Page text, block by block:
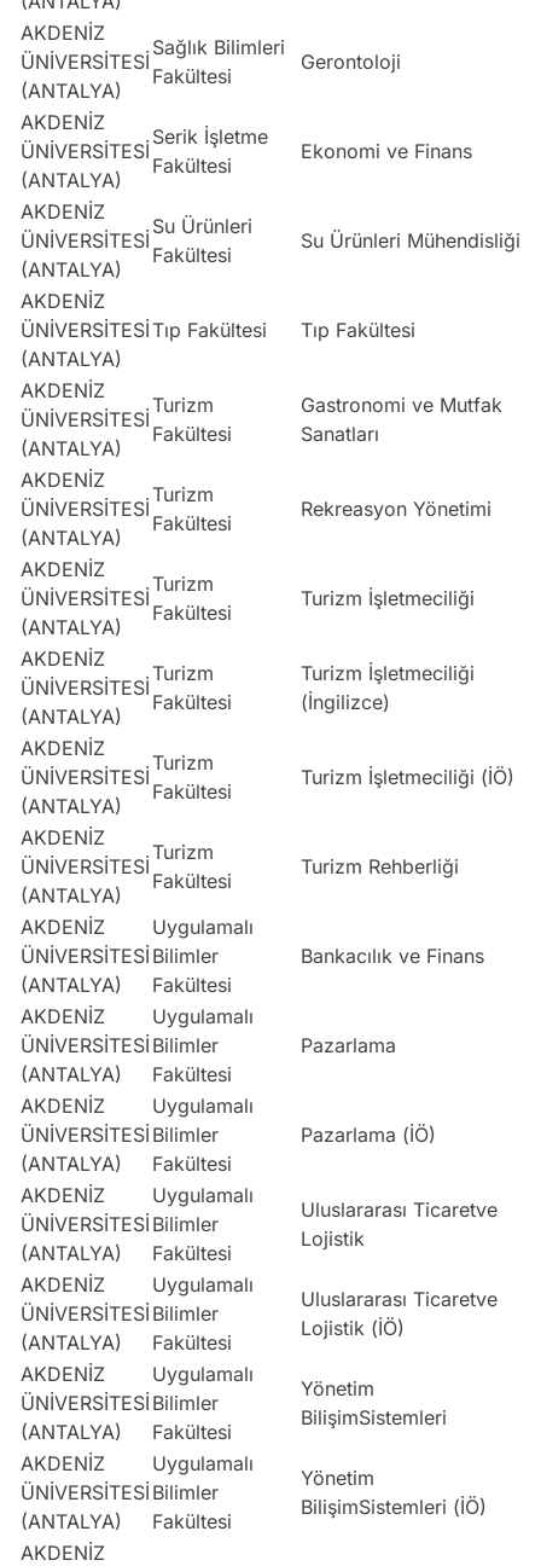
AKDENİZ
ÜNİVERSİTESİ
(ANTALYA)
Sağlık Bilimleri
Fakültesi
Gerontoloji
AKDENİZ
ÜNİVERSİTESİ
(ANTALYA)
Serik İşletme
Fakültesi
Ekonomi ve Finans
AKDENİZ
ÜNİVERSİTESİ
(ANTALYA)
Su Ürünleri
Fakültesi
Su Ürünleri Mühendisliği
AKDENİZ
ÜNİVERSİTESİ
(ANTALYA)
Tıp Fakültesi Tıp Fakültesi
AKDENİZ
ÜNİVERSİTESİ
(ANTALYA)
Turizm
Fakültesi
Gastronomi ve Mutfak
Sanatları
AKDENİZ
ÜNİVERSİTESİ
(ANTALYA)
Turizm
Fakültesi
Rekreasyon Yönetimi
AKDENİZ
ÜNİVERSİTESİ
(ANTALYA)
Turizm
Fakültesi
Turizm İşletmeciliği
AKDENİZ
ÜNİVERSİTESİ
(ANTALYA)
Turizm
Fakültesi
Turizm İşletmeciliği
(İngilizce)
AKDENİZ
ÜNİVERSİTESİ
(ANTALYA)
Turizm
Fakültesi
Turizm İşletmeciliği (İÖ)
AKDENİZ
ÜNİVERSİTESİ
(ANTALYA)
Turizm
Fakültesi
Turizm Rehberliği
AKDENİZ
ÜNİVERSİTESİ
(ANTALYA)
Uygulamalı
Bilimler
Fakültesi
Bankacılık ve Finans
AKDENİZ
ÜNİVERSİTESİ
(ANTALYA)
Uygulamalı
Bilimler
Fakültesi
Pazarlama
AKDENİZ
ÜNİVERSİTESİ
(ANTALYA)
Uygulamalı
Bilimler
Fakültesi
Pazarlama (İÖ)
AKDENİZ
ÜNİVERSİTESİ
(ANTALYA)
Uygulamalı
Bilimler
Fakültesi
Uluslararası Ticaretve
Lojistik
AKDENİZ
ÜNİVERSİTESİ
(ANTALYA)
Uygulamalı
Bilimler
Fakültesi
Uluslararası Ticaretve
Lojistik (İÖ)
AKDENİZ
ÜNİVERSİTESİ
(ANTALYA)
Uygulamalı
Bilimler
Fakültesi
Yönetim
BilişimSistemleri
AKDENİZ
ÜNİVERSİTESİ
(ANTALYA)
Uygulamalı
Bilimler
Fakültesi
Yönetim
BilişimSistemleri (İÖ)
AKDENİZ